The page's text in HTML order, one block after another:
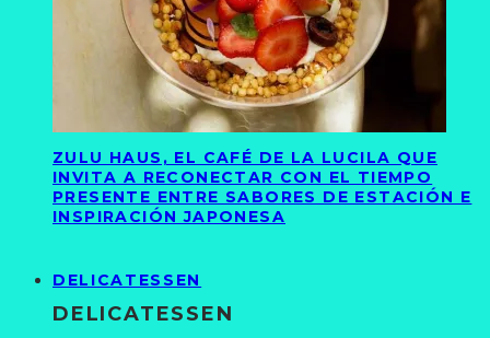
ZULU HAUS, EL CAFÉ DE LA LUCILA QUE
INVITA A RECONECTAR CON EL TIEMPO
PRESENTE ENTRE SABORES DE ESTACIÓN E
INSPIRACIÓN JAPONESA
DELICATESSEN
DELICATESSEN